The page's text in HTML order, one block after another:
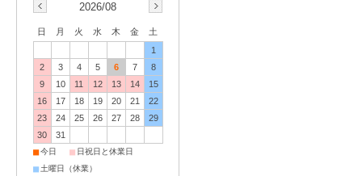
2026/08
日 月 火 水 木 金
土
1
2
3 4 5 6 7
8
9
10 11 12 13 14
15
16
17 18 19 20 21
22
23
24 25 26 27 28
29
30
31
■今日 ■ 日祝日と休業日
■ 土曜日（休業）